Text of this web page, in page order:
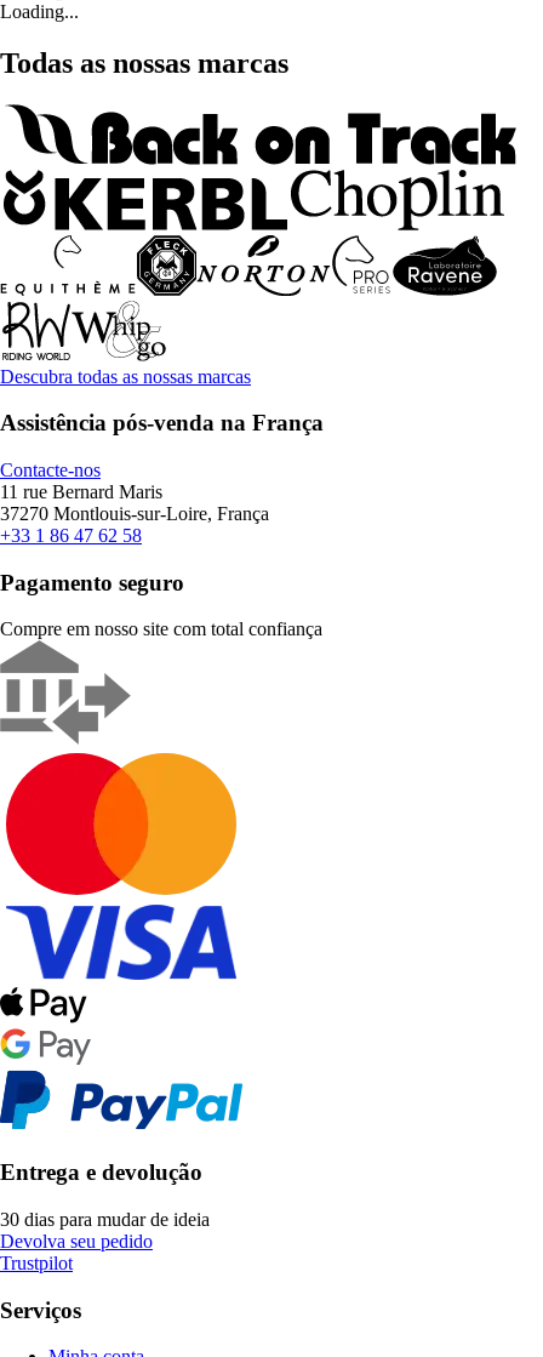
Loading...
Todas as nossas marcas
Descubra todas as nossas marcas
Assistência pós-venda na França
Contacte-nos
11 rue Bernard Maris
37270 Montlouis-sur-Loire, França
+33 1 86 47 62 58
Pagamento seguro
Compre em nosso site com total confiança
Entrega e devolução
30 dias para mudar de ideia
Devolva seu pedido
Trustpilot
Serviços